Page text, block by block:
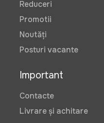
Reduceri
Promotii
Noutăți
Posturi vacante
Important
Contacte
Livrare și achitare